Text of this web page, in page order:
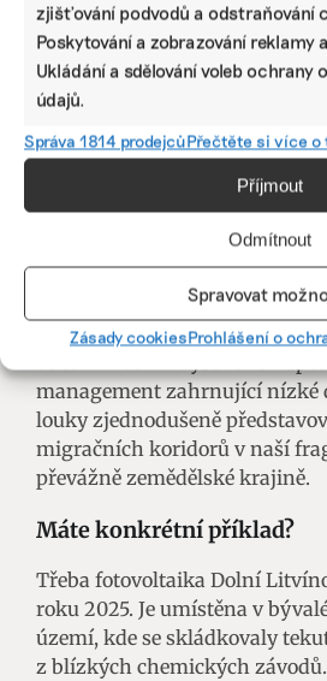
zjišťování podvodů a odstraňování
Poskytování a zobrazování reklamy
Ukládání a sdělování voleb ochrany
údajů.
Správa 1814 prodejcůPřečtěte si více o
Příjmout
Odmítnout
Spravovat
Zásady cookiesProhlášení o
Může být energetika
U velké infrastruktury je
usilovat o minimalizaci
Nicméně v určitých případech
efekt pozitivní, například
revitalizace území. ČEZ má v
fotovoltaik s výsadou
U distribuce mohou ochranná
management zahrnující nízké
louky zjednodušeně
migračních koridorů v naší
převážně zemědělské krajině.
Máte konkrétní příklad?
Třeba fotovoltaika Dolní
roku 2025. Je umístěna v
území, kde se skládkovaly
z blízkých chemických